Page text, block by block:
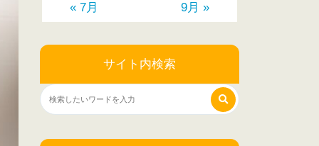
« 7月 9月 »
サイト内検索